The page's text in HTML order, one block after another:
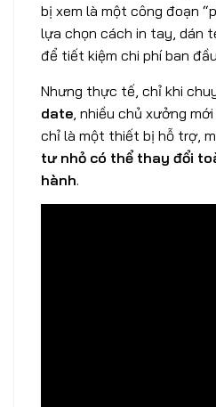
bị xem là một công đoạn
lựa chọn cách in tay, dán
để tiết kiệm chi phí ban
Nhưng thực tế, chỉ khi
date , nhiều chủ xưởng
chỉ là một thiết bị hỗ trợ,
tư nhỏ có thể thay đổi
hành.